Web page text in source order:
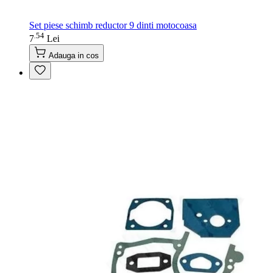
Set piese schimb reductor 9 dinti motocoasa
7 54 Lei
Adauga in cos